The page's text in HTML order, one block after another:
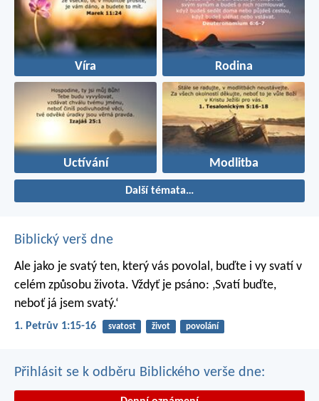
Víra Rodina
Uctívání Modlitba
Další témata…
Biblický verš dne
Ale jako je svatý ten, který vás povolal, buďte i vy svatí v
celém způsobu života. Vždyť je psáno: ‚Svatí buďte,
neboť já jsem svatý.‘
1. Petrův 1:15-16 svatost život povolání
Přihlásit se k odběru Biblického verše dne: